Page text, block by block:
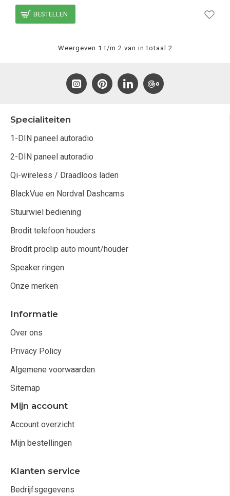
BESTELLEN
Weergeven 1 t/m 2 van in totaal 2
Specialiteiten
1-DIN paneel autoradio
2-DIN paneel autoradio
Qi-wireless / Draadloos laden
BlackVue en Nordval Dashcams
Stuurwiel bediening
Brodit telefoon houders
Brodit proclip auto mount/houder
Speaker ringen
Onze merken
Informatie
Over ons
Privacy Policy
Algemene voorwaarden
Sitemap
Mijn account
Account overzicht
Mijn bestellingen
Klanten service
Bedrijfsgegevens